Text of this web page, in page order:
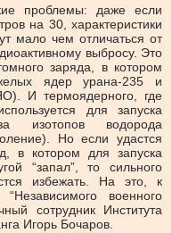
проблемы: даже если
на 30, характеристики
мало чем отличаться от
выбросу. Это
заряда, в котором
ядер урана-235 и
И термоядерного, где
для запуска
изотопов водорода
Но если удастся
в котором для запуска
“запал”, то сильного
избежать. На это, к
военного
сотрудник Института
Игорь Бочаров.